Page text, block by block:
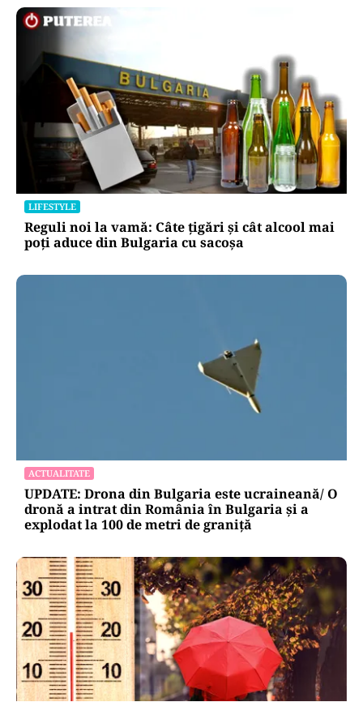
LIFESTYLE
Reguli noi la vamă: Câte țigări și cât alcool mai
poți aduce din Bulgaria cu sacoșa
ACTUALITATE
UPDATE: Drona din Bulgaria este ucraineană/ O
dronă a intrat din România în Bulgaria şi a
explodat la 100 de metri de graniţă